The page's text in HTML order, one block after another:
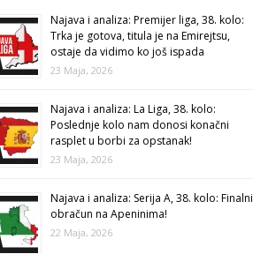
Najava i analiza: Premijer liga, 38. kolo:
Trka je gotova, titula je na Emirejtsu,
ostaje da vidimo ko još ispada
23 Maja, 2026
Najava i analiza: La Liga, 38. kolo:
Poslednje kolo nam donosi konačni
rasplet u borbi za opstanak!
23 Maja, 2026
Najava i analiza: Serija A, 38. kolo: Finalni
obračun na Apeninima!
22 Maja, 2026